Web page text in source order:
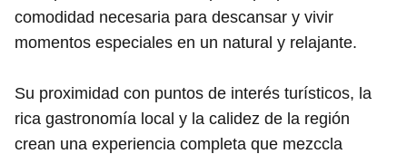
comodidad necesaria para descansar y vivir
momentos especiales en un natural y relajante.
Su proximidad con puntos de interés turísticos, la
rica gastronomía local y la calidez de la región
crean una experiencia completa que mezccla